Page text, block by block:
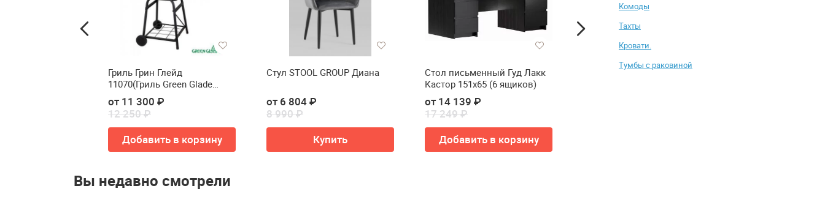
Комоды
Тахты
Кровати.
Тумбы с раковиной
Гриль Грин Глейд
11070(Гриль Green Glade
11070)
от 11 300 ₽
12 250 ₽
Добавить в корзину
Стул STOOL GROUP Диана
от 6 804 ₽
8 990 ₽
Купить
Стол письменный Гуд Лакк
Кастор 151х65 (6 ящиков)
от 14 139 ₽
17 249 ₽
Добавить в корзину
Пуф STOOL GROUP Taks
Вы недавно смотрели